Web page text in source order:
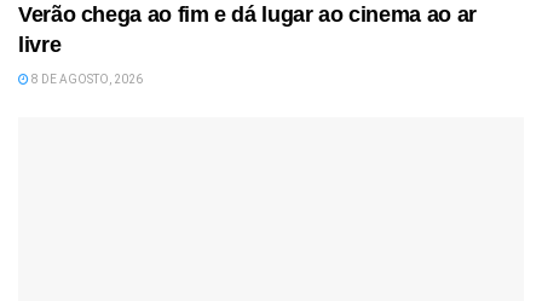
Verão chega ao fim e dá lugar ao cinema ao ar
livre
8 DE AGOSTO, 2026